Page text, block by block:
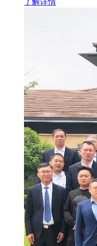
了解详情